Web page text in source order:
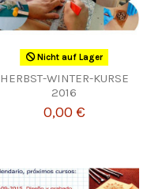
Nicht auf Lager
HERBST-WINTER-KURSE
2016
0,00 €